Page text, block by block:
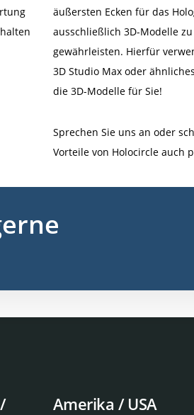
äußersten Ecken für das
ausschließlich 3D-Modelle
gewährleisten. Hierfür
3D Studio Max oder
die 3D-Modelle für Sie!
Sprechen Sie uns an oder
Vorteile von Holocircle auch
Amerika / USA